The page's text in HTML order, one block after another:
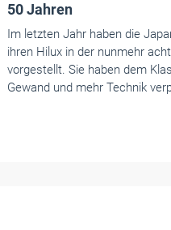
50 Jahren
Im letzten Jahr haben die
ihren Hilux in der nunmehr
vorgestellt. Sie haben dem
Gewand und mehr Technik